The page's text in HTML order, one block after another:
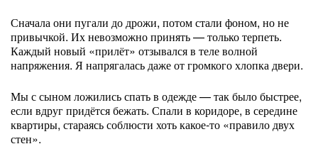
Сначала они пугали до дрожи, потом стали фоном, но не
привычкой. Их невозможно принять — только терпеть.
Каждый новый «прилёт» отзывался в теле волной
напряжения. Я напрягалась даже от громкого хлопка двери.
Мы с сыном ложились спать в одежде — так было быстрее,
если вдруг придётся бежать. Спали в коридоре, в середине
квартиры, стараясь соблюсти хоть какое-то «правило двух
стен».